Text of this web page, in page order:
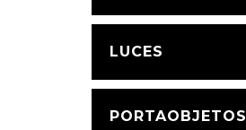
LUCES
PORTAOBJETOS